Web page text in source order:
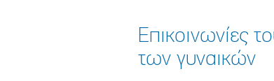
Επικοινωνίες
των γυναικών